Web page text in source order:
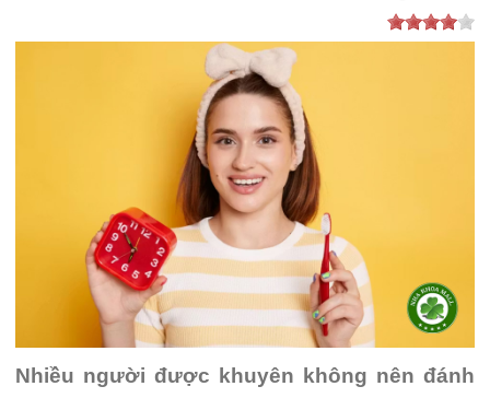
Nhiều người được khuyên không nên đánh